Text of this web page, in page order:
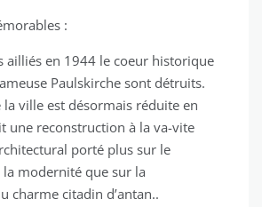
:
ailliés en 1944 le coeur historique
Paulskirche sont détruits.
la ville est désormais réduite en
une reconstruction à la va-vite
porté plus sur le
modernité que sur la
charme citadin d’antan..